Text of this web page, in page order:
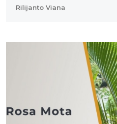
Rilijanto Viana